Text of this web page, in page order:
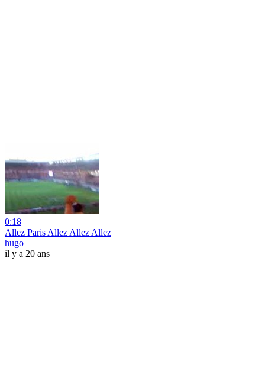
0:18
Allez Paris Allez Allez Allez
hugo
il y a 20 ans